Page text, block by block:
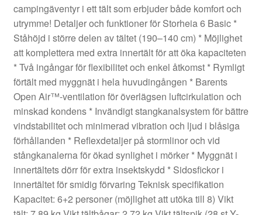
campingäventyr i ett tält som erbjuder både komfort och
utrymme! Detaljer och funktioner för Storheia 6 Basic *
Ståhöjd i större delen av tältet (190–140 cm) * Möjlighet
att komplettera med extra innertält för att öka kapaciteten
* Två ingångar för flexibilitet och enkel åtkomst * Rymligt
förtält med myggnät i hela huvudingången * Barents
Open Air™-ventilation för överlägsen luftcirkulation och
minskad kondens * Invändigt stangkanalsystem för bättre
vindstabilitet och minimerad vibration och ljud i blåsiga
förhållanden * Reflexdetaljer på stormlinor och vid
stångkanalerna för ökad synlighet i mörker * Myggnät i
innertältets dörr för extra insektskydd * Sidosfickor i
innertältet för smidig förvaring Teknisk specifikation
Kapacitet: 6+2 personer (möjlighet att utöka till 8) Vikt